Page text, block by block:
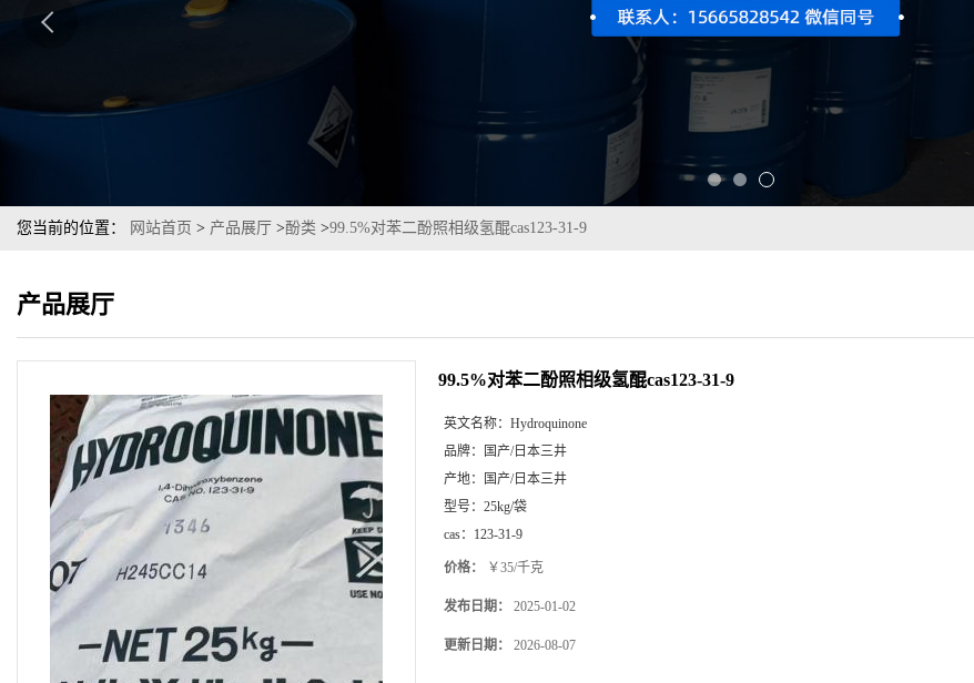
您当前的位置： 网站首页 > 产品展厅 >酚类 >99.5%对苯二酚照相级氢醌cas123-31-9
产品展厅
99.5%对苯二酚照相级氢醌cas123-31-9
英文名称： Hydroquinone
品牌：
国产/日本三井
产地：
国产/日本三井
型号： 25kg/袋
cas： 123-31-9
价格： ￥35/千克
发布日期： 2025-01-02
更新日期： 2026-08-07